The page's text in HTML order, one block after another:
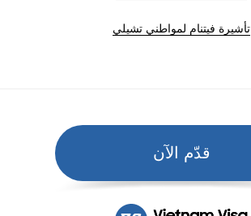
تأشيرة فيتنام لمواطني تشيلي
قدّم الآن